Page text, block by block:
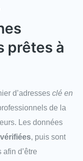
prêtes à
d’adresses clé en
de la
Les données
, puis sont
d’être